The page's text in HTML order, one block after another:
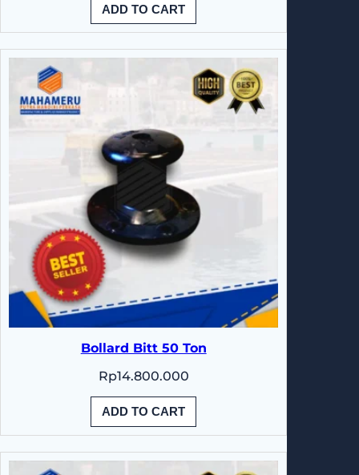
ADD TO CART
Bollard Bitt 50 Ton
Rp14.800.000
ADD TO CART